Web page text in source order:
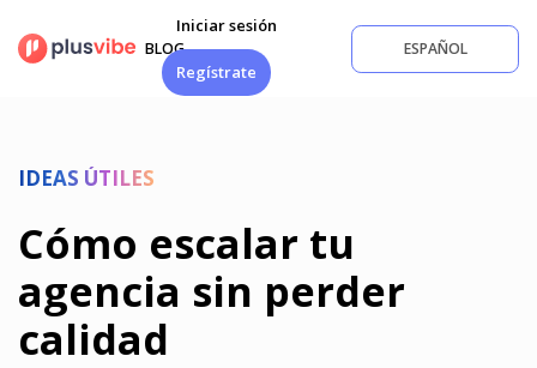
contenido
BLOG
Iniciar sesión
Regístrate
ESPAÑOL
IDEAS ÚTILES
Cómo escalar tu
agencia sin perder
calidad